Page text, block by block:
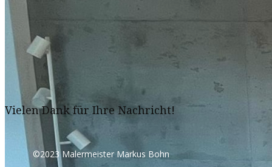
Vielen Dank für Ihre Nachricht!
©2023 Malermeister Markus Bohn